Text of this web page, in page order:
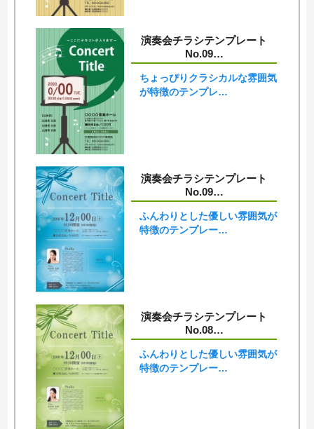
演奏会チラシテンプレート
No.09…
ちょっぴりクラシカルな雰囲気
が特徴のテンプレ…
演奏会チラシテンプレート
No.09…
ふんわりとした優しい雰囲気が
特徴のテンプレー…
演奏会チラシテンプレート
No.08…
ふんわりとした優しい雰囲気が
特徴のテンプレー…